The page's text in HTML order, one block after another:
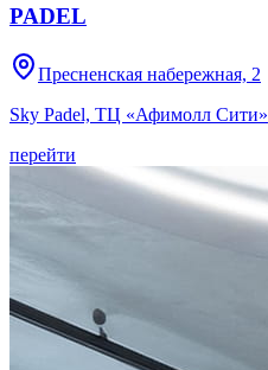
PADEL
Пресненская набережная, 2
Sky Padel, ТЦ «Афимолл Сити»
перейти